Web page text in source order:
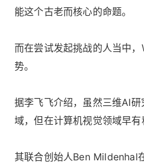
能这个古老而核心的命题。
而在尝试发起挑战的人当中
势。
据李飞飞介绍，虽然三维AI
域，但在计算机视觉领域早有
其联合创始人Ben Mildenhal